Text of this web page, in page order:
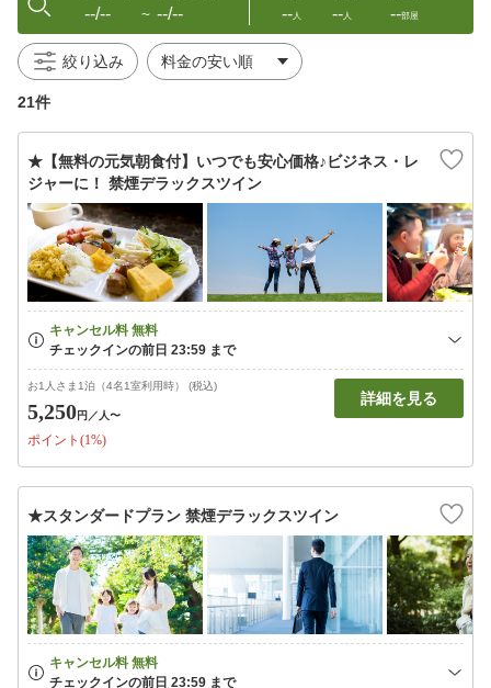
--/-- 〜 --/-- --人 --人 --部屋
絞り込み
21件
★【無料の元気朝食付】いつでも安心価格♪ビジネス・レ
ジャーに！ 禁煙デラックスツイン
お1人さま1泊（4名1室利用時） (税込)
5,250円 ／人〜
ポイント(1%)
詳細を見る
★スタンダードプラン 禁煙デラックスツイン